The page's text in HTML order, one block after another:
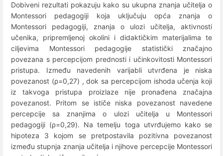
Dobiveni rezultati pokazuju kako su ukupna znanja učitelja o
Montessori pedagogiji koja uključuju opća znanja o
Montessori pedagogiji, znanja o ulozi učitelja, aktivnosti
učenika, pripremljenoj okolini i didaktičkim materijalima te
ciljevima Montessori pedagogije statistički značajno
povezana s percepcijom prednosti i učinkovitosti Montessori
pristupa. Između navedenih varijabli utvrđena je niska
povezanost (ρ=0,27) , dok sa percepcijom ishoda učenja koji
iz takvoga pristupa proizlaze nije pronađena značajna
povezanost. Pritom se ističe niska povezanost navedene
percepcije sa znanjima o ulozi učitelja u Montessori
pedagogiji (ρ=0,29). Na temelju toga utvrđujemo kako se
hipoteza 3 kojom se pretpostavila pozitivna povezanost
između stupnja znanja učitelja i njihove percepcije Montessori